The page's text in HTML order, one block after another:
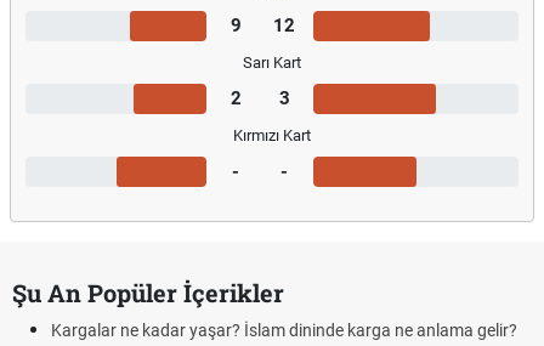
9 12
Sarı Kart
2 3
Kırmızı Kart
- -
Şu An Popüler İçerikler
Kargalar ne kadar yaşar? İslam dininde karga ne anlama gelir?